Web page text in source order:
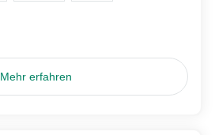
Mehr erfahren